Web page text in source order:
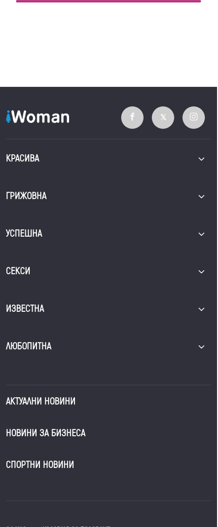
КРАСИВА
ГРИЖОВНА
УСПЕШНА
СЕКСИ
ИЗВЕСТНА
ЛЮБОПИТНА
АКТУАЛНИ НОВИНИ
НОВИНИ ЗА БИЗНЕСА
СПОРТНИ НОВИНИ